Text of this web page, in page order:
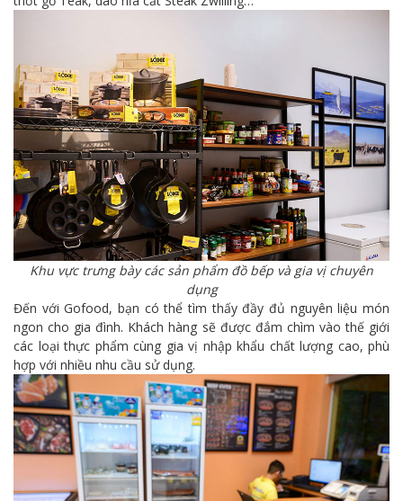
Khu vực trưng bày các sản phẩm đồ bếp và gia vị chuyên
dụng
Đến với Gofood, bạn có thể tìm thấy đầy đủ nguyên liệu món
ngon cho gia đình. Khách hàng sẽ được đắm chìm vào thế giới
các loại thực phẩm cùng gia vị nhập khẩu chất lượng cao, phù
hợp với nhiều nhu cầu sử dụng.